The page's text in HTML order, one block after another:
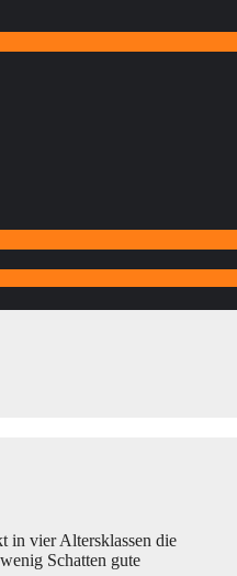
in vier Altersklassen die
Schatten gute